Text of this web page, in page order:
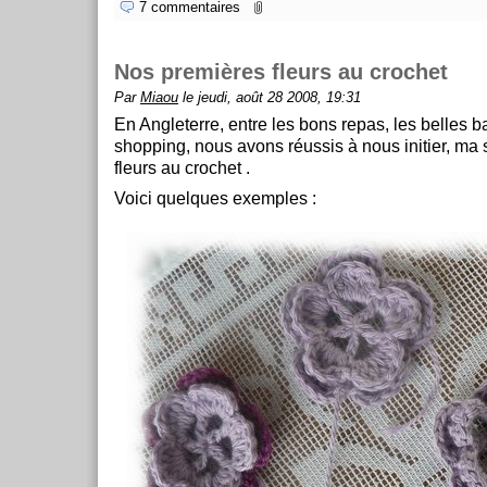
7 commentaires
Nos premières fleurs au crochet
Par Miaou le jeudi, août 28 2008, 19:31
En Angleterre, entre les bons repas, les belles
shopping, nous avons réussis à nous initier, ma
fleurs au crochet .
Voici quelques exemples :